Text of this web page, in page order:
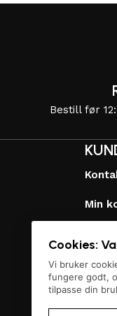
Bestill før
Min
Vilkår
Cookies:
Vi bruker
fungere godt,
tilpasse din